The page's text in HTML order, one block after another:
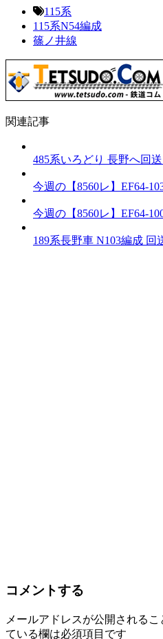
115系
115系N54編成
篠ノ井線
関連記事
485系いろどり 長野へ回送
今週の【8560レ】EF64-
今週の【8560レ】EF64-
189系長野車 N103編成 回
コメントする
メールアドレスが公開されるこ
ている欄は必須項目です